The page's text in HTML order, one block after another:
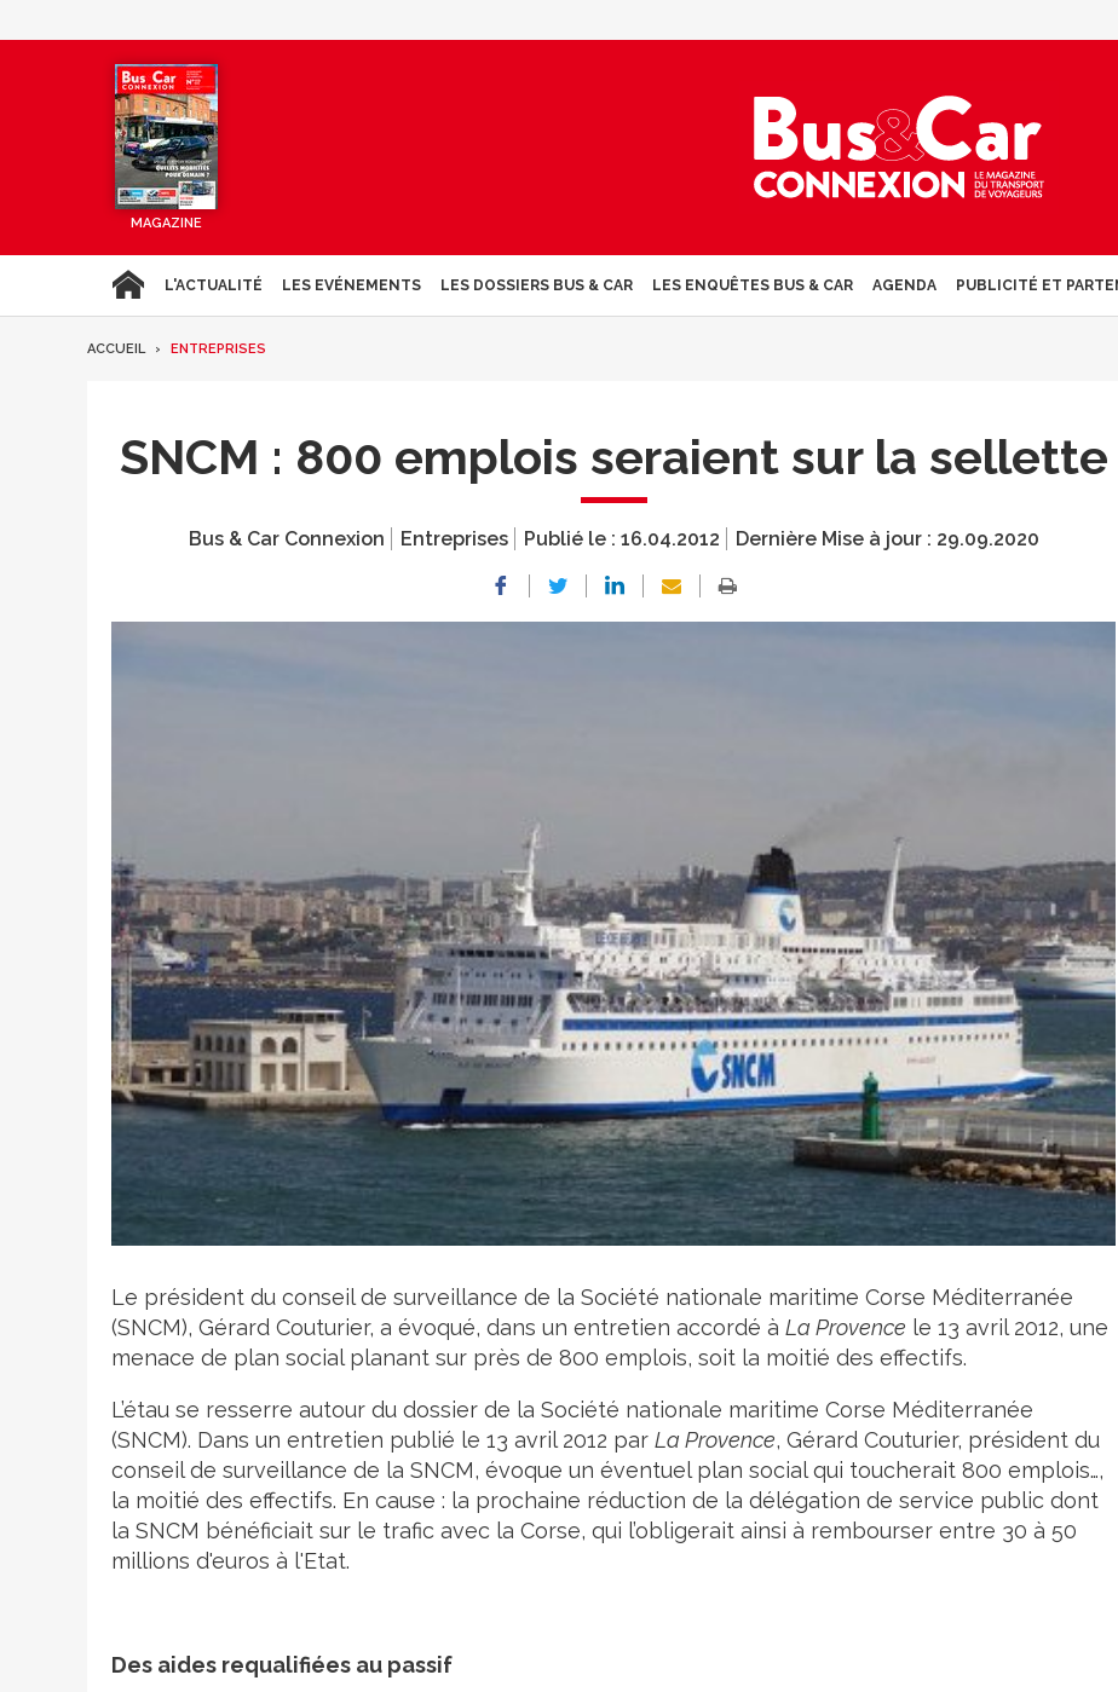
MAGAZINE
L'ACTUALITÉ LES EVÉNEMENTS LES DOSSIERS BUS & CAR LES ENQUÊTES BUS & CAR AGENDA PUBLICITÉ ET
ACCUEIL ENTREPRISES
SNCM : 800 emplois seraient sur la sellette
Bus & Car Connexion Entreprises Publié le : 16.04.2012 Dernière Mise à jour : 29.09.2020
Crédit photo
Le président du conseil de surveillance de la Société nationale maritime Corse Méditerranée
(SNCM), Gérard Couturier, a évoqué, dans un entretien accordé à La Provence le 13 avril 2012, une
menace de plan social planant sur près de 800 emplois, soit la moitié des effectifs.
L’étau se resserre autour du dossier de la Société nationale maritime Corse Méditerranée
(SNCM). Dans un entretien publié le 13 avril 2012 par La Provence, Gérard Couturier, président du
conseil de surveillance de la SNCM, évoque un éventuel plan social qui toucherait 800 emplois…,
la moitié des effectifs. En cause : la prochaine réduction de la délégation de service public dont
la SNCM bénéficiait sur le trafic avec la Corse, qui l’obligerait ainsi à rembourser entre 30 à 50
millions d'euros à l'Etat.
Des aides requalifiées au passif